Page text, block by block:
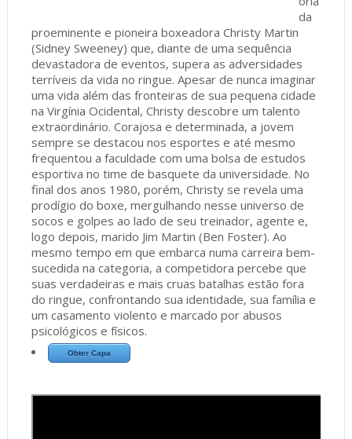
da
proeminente e pioneira boxeadora Christy Martin
(Sidney Sweeney) que, diante de uma sequência
devastadora de eventos, supera as adversidades
terríveis da vida no ringue. Apesar de nunca imaginar
uma vida além das fronteiras de sua pequena cidade
na Virgínia Ocidental, Christy descobre um talento
extraordinário. Corajosa e determinada, a jovem
sempre se destacou nos esportes e até mesmo
frequentou a faculdade com uma bolsa de estudos
esportiva no time de basquete da universidade. No
final dos anos 1980, porém, Christy se revela uma
prodígio do boxe, mergulhando nesse universo de
socos e golpes ao lado de seu treinador, agente e,
logo depois, marido Jim Martin (Ben Foster). Ao
mesmo tempo em que embarca numa carreira bem-
sucedida na categoria, a competidora percebe que
suas verdadeiras e mais cruas batalhas estão fora
do ringue, confrontando sua identidade, sua família e
um casamento violento e marcado por abusos
psicológicos e físicos.
Obter Capa